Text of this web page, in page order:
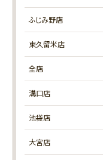
ふじみ野店
東久留米店
全店
溝口店
池袋店
大宮店